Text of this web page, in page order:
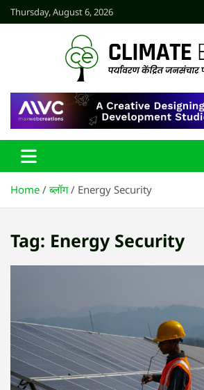
Skip
to
Thursday, August 6, 2026
CLIMATE EAST
Home ब्लॉग Energy Security
Tag: Energy Security